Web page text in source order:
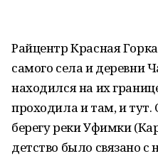
Райцентр Красная
самого села и деревни
находился на их
проходила и там, и тут.
берегу реки Уфимки
детство было связано с